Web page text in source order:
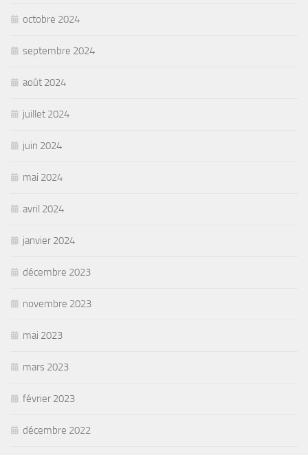
octobre 2024
septembre 2024
août 2024
juillet 2024
juin 2024
mai 2024
avril 2024
janvier 2024
décembre 2023
novembre 2023
mai 2023
mars 2023
février 2023
décembre 2022